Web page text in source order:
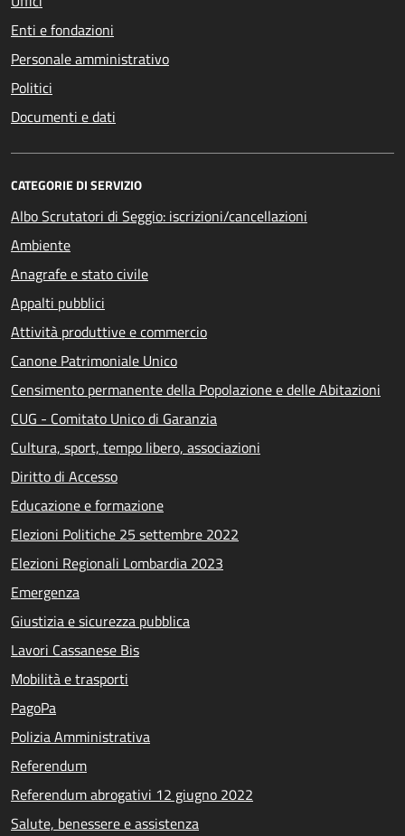
Enti e fondazioni
Personale amministrativo
Politici
Documenti e dati
CATEGORIE DI SERVIZIO
Albo Scrutatori di Seggio: iscrizioni/cancellazioni
Ambiente
Anagrafe e stato civile
Appalti pubblici
Attività produttive e commercio
Canone Patrimoniale Unico
Censimento permanente della Popolazione e delle Abitazioni
CUG - Comitato Unico di Garanzia
Cultura, sport, tempo libero, associazioni
Diritto di Accesso
Educazione e formazione
Elezioni Politiche 25 settembre 2022
Elezioni Regionali Lombardia 2023
Emergenza
Giustizia e sicurezza pubblica
Lavori Cassanese Bis
Mobilità e trasporti
PagoPa
Polizia Amministrativa
Referendum
Referendum abrogativi 12 giugno 2022
Salute, benessere e assistenza